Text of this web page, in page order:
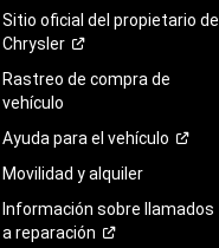
Sitio oficial del propietario de
Chrysler
Rastreo de compra de
vehículo
Ayuda para el vehículo
Movilidad y alquiler
Información sobre llamados
a reparación